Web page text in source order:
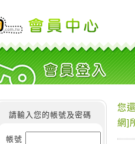
請輸入您的帳號及密碼
帳號
您
網]